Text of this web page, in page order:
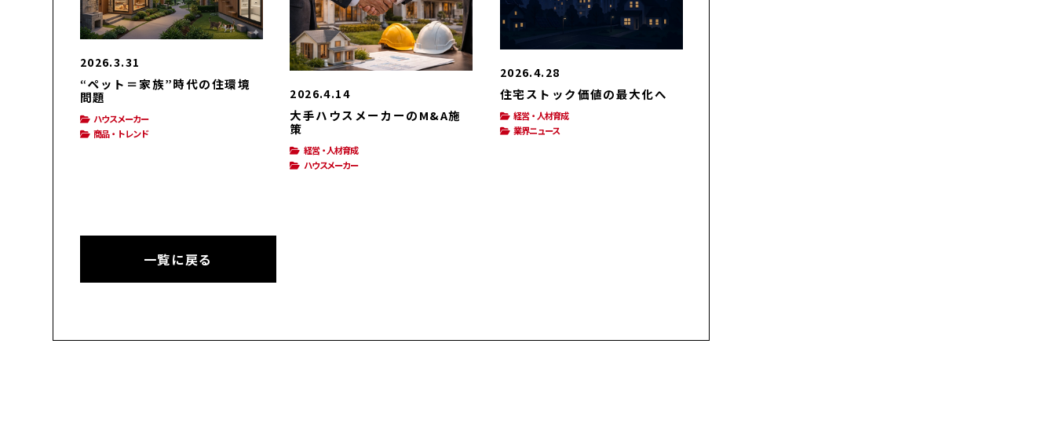
2026.3.31
“ペット＝家族”時代の住環境
問題
ハウスメーカー
商品・トレンド
2026.4.14
大手ハウスメーカーのM&A施
策
経営・人材育成
ハウスメーカー
2026.4.28
住宅ストック価値の最大化へ
経営・人材育成
業界ニュース
一覧に戻る